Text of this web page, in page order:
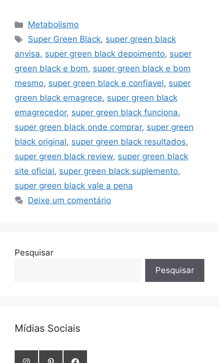
Categorias
Metabolismo
Tags
Super Green Black, super green black
anvisa, super green black depoimento, super
green black e bom, super green black e bom
mesmo, super green black e confiavel, super
green black emagrece, super green black
emagrecedor, super green black funciona,
super green black onde comprar, super green
black original, super green black resultados,
super green black review, super green black
site oficial, super green black suplemento,
super green black vale a pena
Deixe um comentário
Pesquisar
Pesquisar
Mídias Sociais